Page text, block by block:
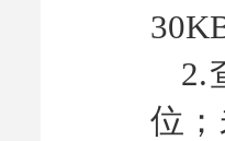
2.
位